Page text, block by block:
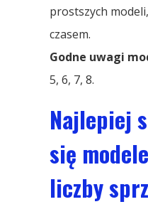
prostszych
czasem.
Godne uwagi
5, 6, 7, 8.
Najlepiej
się
liczby